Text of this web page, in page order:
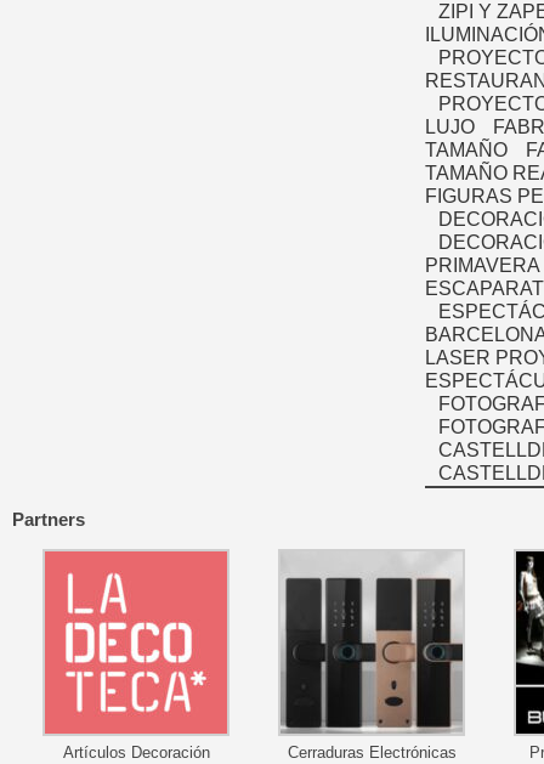
ZIPI Y
LUJO
TAMAÑO
TAMAÑO
FIGURAS
PRIMAVERA
LASER
Partners
Artículos Decoración Cerraduras Electrónicas